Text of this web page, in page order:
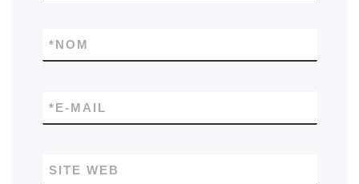
NOM
*
E-MAIL
*
SITE WEB